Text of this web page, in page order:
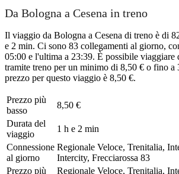
Da Bologna a Cesena in treno
Il viaggio da Bologna a Cesena di treno è di
e 2 min. Ci sono 83 collegamenti al giorno,
05:00 e l'ultima a 23:39. È possibile viaggiare
tramite treno per un minimo di 8,50 € o fino
prezzo per questo viaggio è 8,50 €.
Prezzo più
basso
8,50 €
Durata del
viaggio
1 h e 2 min
Connessione
al giorno
Regionale Veloce, Trenitalia,
Intercity, Frecciarossa 83
Prezzo più
Regionale Veloce, Trenitalia,